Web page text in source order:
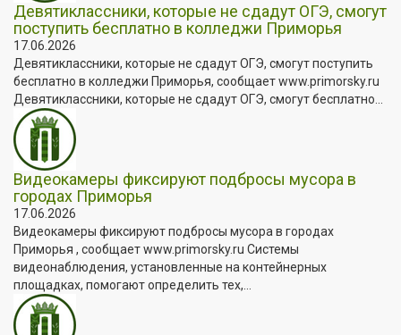
Девятиклассники, которые не сдадут ОГЭ, смогут
поступить бесплатно в колледжи Приморья
17.06.2026
Девятиклассники, которые не сдадут ОГЭ, смогут поступить
бесплатно в колледжи Приморья, сообщает www.primorsky.ru
Девятиклассники, которые не сдадут ОГЭ, смогут бесплатно...
Видеокамеры фиксируют подбросы мусора в
городах Приморья
17.06.2026
Видеокамеры фиксируют подбросы мусора в городах
Приморья , сообщает www.primorsky.ru Системы
видеонаблюдения, установленные на контейнерных
площадках, помогают определить тех,...